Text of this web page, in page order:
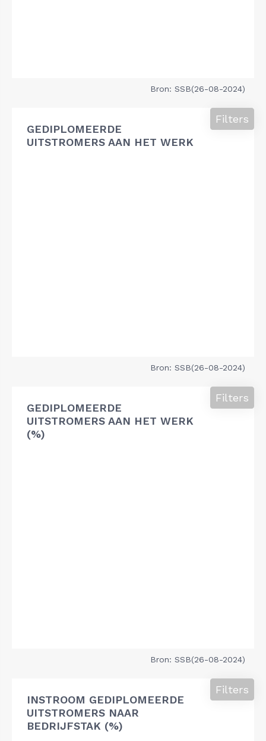
Bron: SSB(26-08-2024)
GEDIPLOMEERDE
UITSTROMERS AAN HET WERK
Filters
Bron: SSB(26-08-2024)
GEDIPLOMEERDE
UITSTROMERS AAN HET WERK
(%)
Filters
Bron: SSB(26-08-2024)
INSTROOM GEDIPLOMEERDE
UITSTROMERS NAAR
BEDRIJFSTAK (%)
Filters